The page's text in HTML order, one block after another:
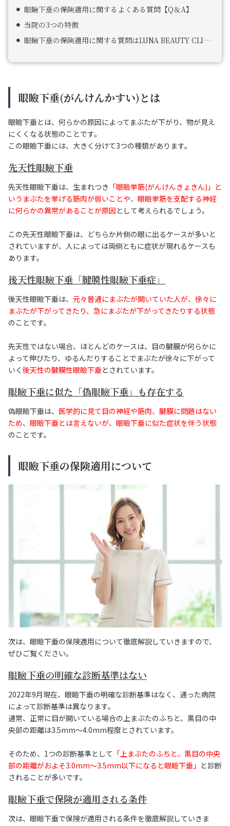
眼瞼下垂の保険適用に関するよくある質問【Q＆A】
当院の3つの特徴
眼瞼下垂の保険適用に関する質問はLUNA BEAUTY CLINICへ
眼瞼下垂(がんけんかすい)とは
眼瞼下垂とは、何らかの原因によってまぶたが下がり、物が見え
にくくなる状態のことです。
この眼瞼下垂には、大きく分けて3つの種類があります。
先天性眼瞼下垂
先天性眼瞼下垂は、生まれつき 「眼瞼挙筋(がんけんきょきん)」と
いうまぶたを挙げる筋肉が弱いことや、眼瞼挙筋を支配する神経
に何らかの異常があることが原因として考えられるでしょう。
この先天性眼瞼下垂は、どちらか片側の眼に出るケースが多いと
されていますが、人によっては両側ともに症状が現れるケースも
あります。
後天性眼瞼下垂「腱膜性眼瞼下垂症」
後天性眼瞼下垂は、 元々普通にまぶたが開いていた人が、徐々に
まぶたが下がってきたり、急にまぶたが下がってきたりする状態
のことです。
先天性ではない場合、ほとんどのケースは、目の腱膜が何らかに
よって伸びたり、ゆるんだりすることでまぶたが徐々に下がって
いく 後天性の腱膜性眼瞼下垂とされています。
眼瞼下垂に似た「偽眼瞼下垂」も存在する
偽眼瞼下垂は、 医学的に見て目の神経や筋肉、腱膜に問題はない
ため、眼瞼下垂とは言えないが、眼瞼下垂に似た症状を伴う状態
のことです。
眼瞼下垂の保険適用について
次は、眼瞼下垂の保険適用について徹底解説していきますので、
ぜひご覧ください。
眼瞼下垂の明確な診断基準はない
2022年9月現在、眼瞼下垂の明確な診断基準はなく、通った病院
によって診断基準は異なります。
通常、正常に目が開いている場合の上まぶたのふちと、黒目の中
央部の距離は3.5mm〜4.0mm程度とされています。
そのため、1つの診断基準として 「上まぶたのふちと、黒目の中央
部の距離がおよそ3.0mm〜3.5mm以下になると眼瞼下垂」 と診断
されることが多いです。
眼瞼下垂で保険が適用される条件
次は、眼瞼下垂で保険が適用される条件を徹底解説していきま